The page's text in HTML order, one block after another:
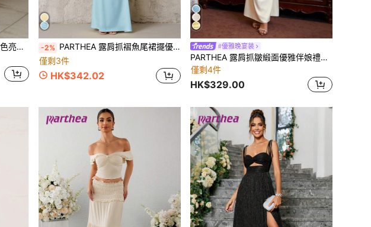
PARTHEA 优雅无袖圆领露背红色亮片长款女士派对礼服，性感精致复古网眼面料，高弹力，镂空细节，亮片连衣裙，优雅派对、圣诞节礼服
-2% PARTHEA 露肩抓褶魚尾裙擺優雅正式晚禮服（拉鍊設計，性感）派對 春季婚禮 秋季
僅剩3件
HK$342.02
#優雅晚宴装
PARTHEA 露肩抓皺緞面優雅伴娘禮服 秋季婚禮
僅剩4件
HK$329.00